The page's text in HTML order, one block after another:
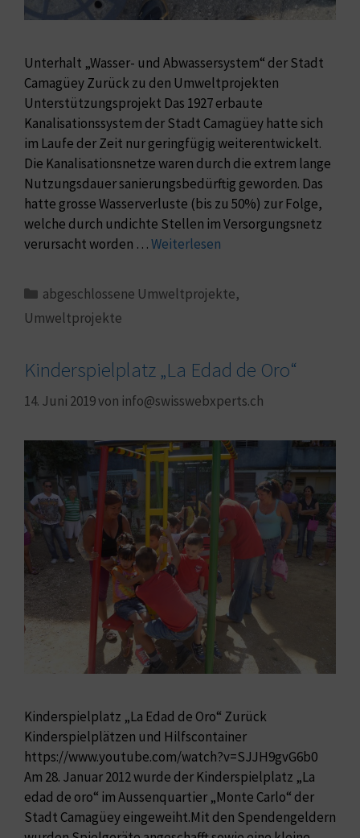
Unterhalt „Wasser- und Abwassersystem“ der Stadt
Camagüey Zurück zu den Umweltprojekten
Unterstützungsprojekt Das 1927 erbaute
Kanalisationssystem der Stadt Camagüey hatte sich
im Laufe der Zeit nur geringfügig weiterentwickelt.
Die Kanalisationsnetze waren durch die extrem lange
Nutzungsdauer sanierungsbedürftig geworden. Das
hatte grosse Wasserverluste (bis zu 50%) zur Folge,
welche durch undichte Stellen im Versorgungsnetz
verursacht worden …Weiterlesen
abgeschlossene Umweltprojekte,
Umweltprojekte
Kinderspielplatz „La Edad de Oro“
14. Juni 2019von info@swisswebxperts.ch
Kinderspielplatz „La Edad de Oro“ Zurück
Kinderspielplätzen und Hilfscontainer
https://www.youtube.com/watch?v=SJJH9gvG6b0
Am 28. Januar 2012 wurde der Kinderspielplatz „La
edad de oro“ im Aussenquartier „Monte Carlo“ der
Stadt Camagüey eingeweiht.Mit den Spendengeldern